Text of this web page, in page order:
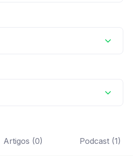
Artigos (0) Podcast (1)